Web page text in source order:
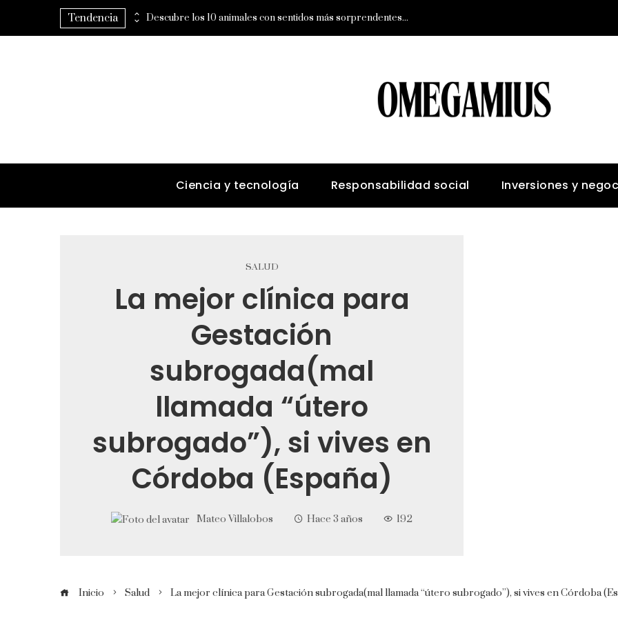
Tendencia Estrategias regulatorias que apoyan la diversidad y compras responsables en la RSE de Estados Unidos Descubre los 10 animales con sentidos más sorprendentes y desarrollados
Ciencia y tecnología Responsabilidad social Inversiones y
SALUD
La mejor clínica para
Gestación
subrogada(mal
llamada “útero
subrogado”), si vives en
Córdoba (España)
Mateo Villalobos Hace 3 años 192
Inicio Salud La mejor clínica para Gestación subrogada(mal llamada “útero subrogado”), si vives en Córdoba